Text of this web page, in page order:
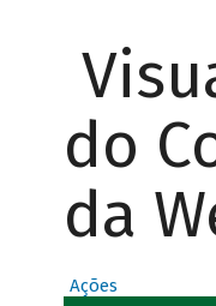
do
da
Ações